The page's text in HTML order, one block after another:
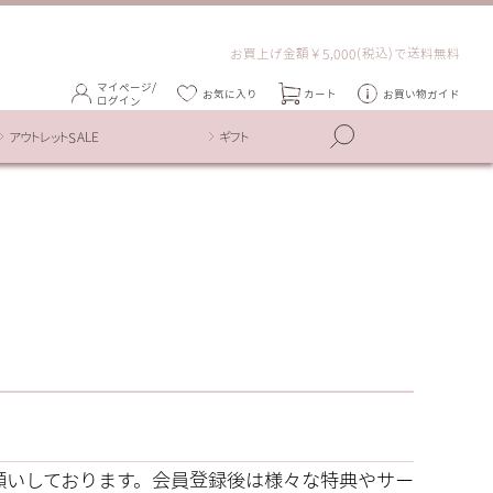
お買上げ金額￥5,000(税込)で送料無料
マイページ/
ログイン
お気に入り カート お買い物ガイド
アウトレットSALE ギフト
しております。会員登録後は様々な特典やサー